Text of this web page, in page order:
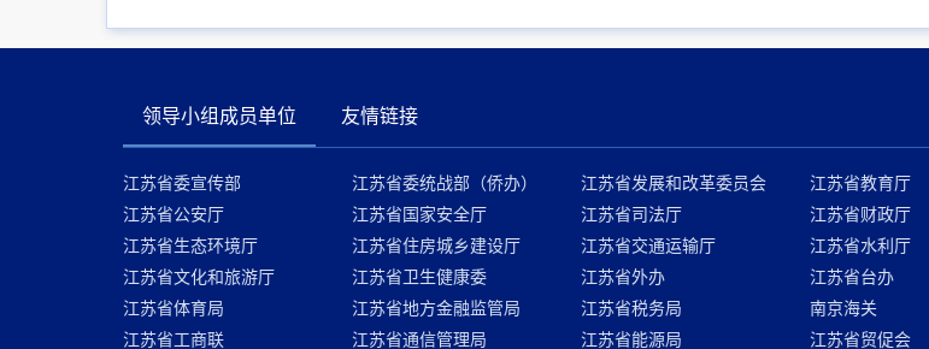
领导小组成员单位 友情链接
江苏省委宣传部 江苏省委统战部（侨办） 江苏省发展和改革委员会 江苏省教育厅
江苏省公安厅
江苏省国家安全厅 江苏省司法厅 江苏省财政厅
江苏省生态环境厅
江苏省住房城乡建设厅 江苏省交通运输厅 江苏省水利厅
江苏省文化和旅游厅
江苏省卫生健康委 江苏省外办 江苏省台办
江苏省体育局
江苏省地方金融监管局 江苏省税务局 南京海关
江苏省工商联
江苏省通信管理局 江苏省能源局 江苏省贸促会